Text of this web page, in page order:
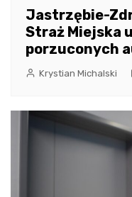
Jastrzębie-
Straż Miejska
porzuconych
Krystian Michalski